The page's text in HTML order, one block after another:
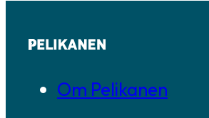
Om Pelikanen